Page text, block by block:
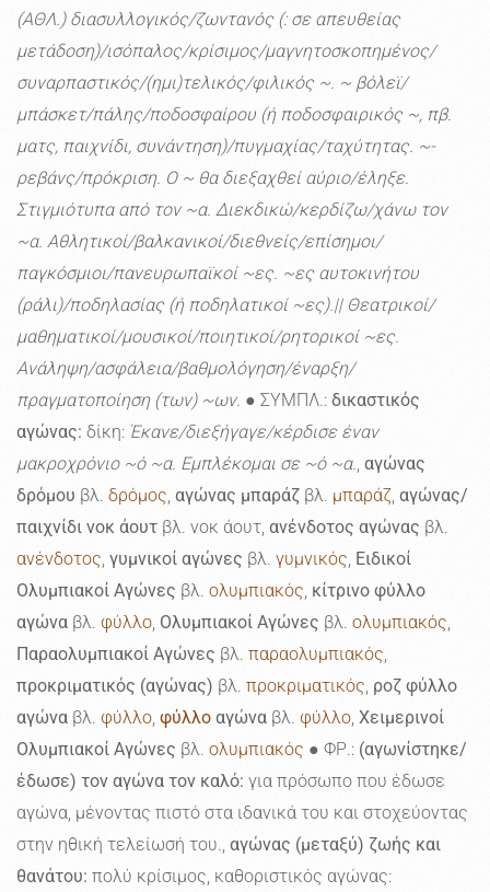
(ΑΘΛ.) διασυλλογικός/ζωντανός (: σε απευθείας
μετάδοση)/ισόπαλος/κρίσιμος/μαγνητοσκοπημένος/
συναρπαστικός/(ημι)τελικός/φιλικός ~. ~ βόλεϊ/
μπάσκετ/πάλης/ποδοσφαίρου (ή ποδοσφαιρικός ~, πβ.
ματς, παιχνίδι, συνάντηση)/πυγμαχίας/ταχύτητας. ~-
ρεβάνς/πρόκριση. Ο ~ θα διεξαχθεί αύριο/έληξε.
Στιγμιότυπα από τον ~α. Διεκδικώ/κερδίζω/χάνω τον
~α. Αθλητικοί/βαλκανικοί/διεθνείς/επίσημοι/
παγκόσμιοι/πανευρωπαϊκοί ~ες. ~ες αυτοκινήτου
(ράλι)/ποδηλασίας (ή ποδηλατικοί ~ες).|| Θεατρικοί/
μαθηματικοί/μουσικοί/ποιητικοί/ρητορικοί ~ες.
Ανάληψη/ασφάλεια/βαθμολόγηση/έναρξη/
πραγματοποίηση (των) ~ων. ● ΣΥΜΠΛ.: δικαστικός
αγώνας: δίκη: Έκανε/διεξήγαγε/κέρδισε έναν
μακροχρόνιο ~ό ~α. Εμπλέκομαι σε ~ό ~α., αγώνας
δρόμου βλ. δρόμος, αγώνας μπαράζ βλ. μπαράζ, αγώνας/
παιχνίδι νοκ άουτ βλ. νοκ άουτ, ανένδοτος αγώνας βλ.
ανένδοτος, γυμνικοί αγώνες βλ. γυμνικός, Ειδικοί
Ολυμπιακοί Αγώνες βλ. ολυμπιακός, κίτρινο φύλλο
αγώνα βλ. φύλλο, Ολυμπιακοί Αγώνες βλ. ολυμπιακός,
Παραολυμπιακοί Αγώνες βλ. παραολυμπιακός,
προκριματικός (αγώνας) βλ. προκριματικός, ροζ φύλλο
αγώνα βλ. φύλλο, φύλλο αγώνα βλ. φύλλο, Χειμερινοί
Ολυμπιακοί Αγώνες βλ. ολυμπιακός ● ΦΡ.: (αγωνίστηκε/
έδωσε) τον αγώνα τον καλό: για πρόσωπο που έδωσε
αγώνα, μένοντας πιστό στα ιδανικά του και στοχεύοντας
στην ηθική τελείωσή του., αγώνας (μεταξύ) ζωής και
θανάτου: πολύ κρίσιμος, καθοριστικός αγώνας: